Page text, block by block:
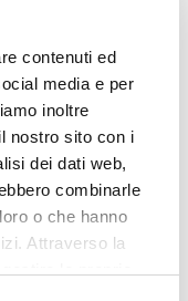
contenuti ed
media e per
inoltre
nostro sito con i
dei dati web,
combinarle
o che hanno
Attraverso la